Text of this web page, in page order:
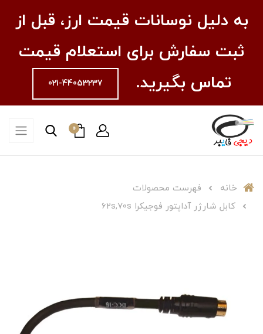
به دلیل نوسانات قیمت ارز، قبل از
ثبت سفارش برای استعلام قیمت
تماس بگیرید.
021-44053237
0
خانه
فهرست محصولات
کابل شارژر آداپتور فوجیکرا 62s,70s